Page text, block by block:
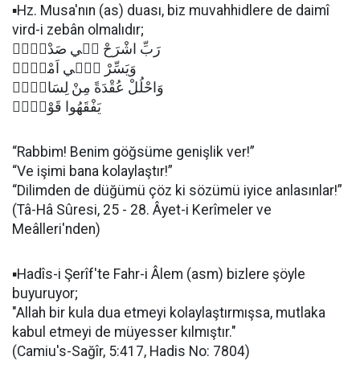
▪️Hz. Musa'nın (as) duası, biz muvahhidlere de daimî
vird-i zebân olmalıdır;
رَبِّ اشْرَحْ لٖي صَدْرٖيۙ
وَيَسِّرْ ل۪ٓي اَمْر۪يۙ
وَاحْلُلْ عُقْدَةً مِنْ لِسَان۪يۙ
يَفْقَهُوا قَوْل۪يۖ
“Rabbim! Benim göğsüme genişlik ver!”
“Ve işimi bana kolaylaştır!”
“Dilimden de düğümü çöz ki sözümü iyice anlasınlar!”
(Tâ-Hâ Sûresi, 25 - 28. Âyet-i Kerîmeler ve
Meâlleri'nden)
▪️Hadîs-i Şerîf'te Fahr-i Âlem (asm) bizlere şöyle
buyuruyor;
"Allah bir kula dua etmeyi kolaylaştırmışsa, mutlaka
kabul etmeyi de müyesser kılmıştır."
(Camiu's-Sağîr, 5:417, Hadis No: 7804)